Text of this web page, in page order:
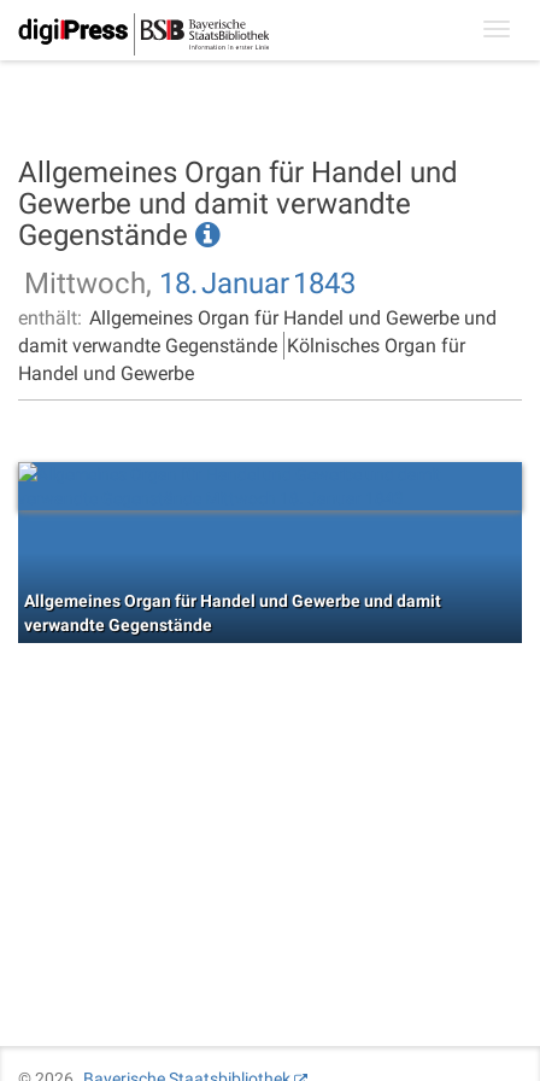
Allgemeines Organ für Handel und
Gewerbe und damit verwandte
Gegenstände
Mittwoch, 18.Januar1843
enthält: Allgemeines Organ für Handel und Gewerbe und
damit verwandte Gegenstände Kölnisches Organ für
Handel und Gewerbe
Allgemeines Organ für Handel und Gewerbe und damit
verwandte Gegenstände